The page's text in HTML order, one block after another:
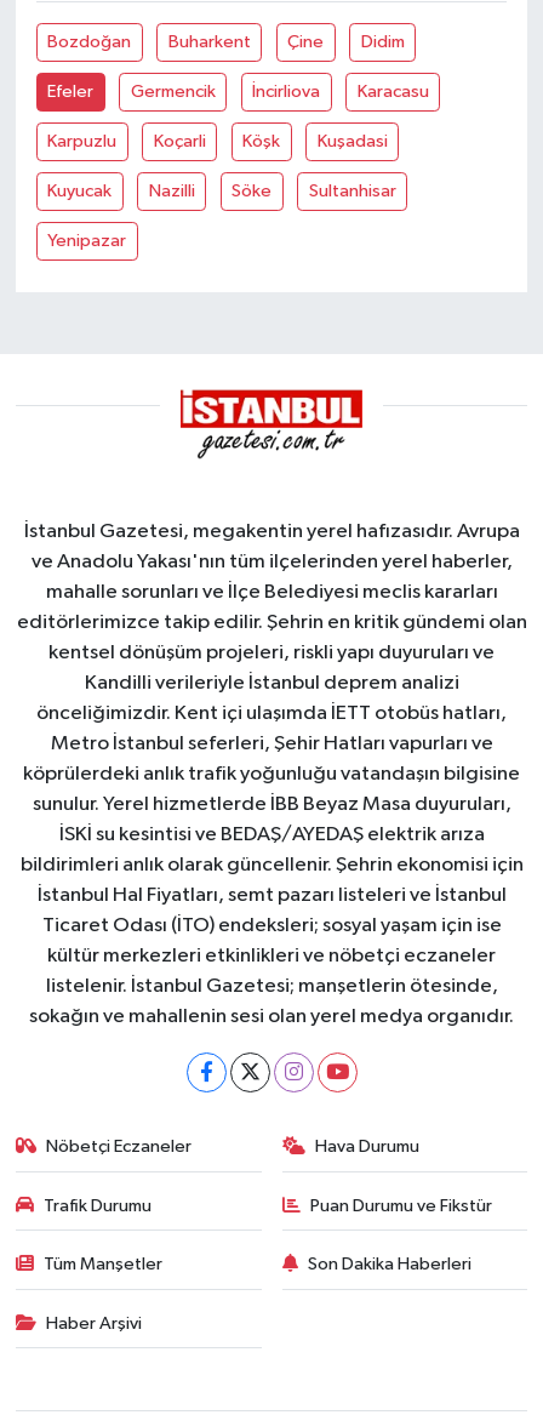
Bozdoğan Buharkent Çine Didim
Efeler Germencik İncirliova Karacasu
Karpuzlu Koçarli Köşk Kuşadasi
Kuyucak Nazilli Söke Sultanhisar
Yenipazar
İstanbul Gazetesi, megakentin yerel hafızasıdır. Avrupa
ve Anadolu Yakası'nın tüm ilçelerinden yerel haberler,
mahalle sorunları ve İlçe Belediyesi meclis kararları
editörlerimizce takip edilir. Şehrin en kritik gündemi olan
kentsel dönüşüm projeleri, riskli yapı duyuruları ve
Kandilli verileriyle İstanbul deprem analizi
önceliğimizdir. Kent içi ulaşımda İETT otobüs hatları,
Metro İstanbul seferleri, Şehir Hatları vapurları ve
köprülerdeki anlık trafik yoğunluğu vatandaşın bilgisine
sunulur. Yerel hizmetlerde İBB Beyaz Masa duyuruları,
İSKİ su kesintisi ve BEDAŞ/AYEDAŞ elektrik arıza
bildirimleri anlık olarak güncellenir. Şehrin ekonomisi için
İstanbul Hal Fiyatları, semt pazarı listeleri ve İstanbul
Ticaret Odası (İTO) endeksleri; sosyal yaşam için ise
kültür merkezleri etkinlikleri ve nöbetçi eczaneler
listelenir. İstanbul Gazetesi; manşetlerin ötesinde,
sokağın ve mahallenin sesi olan yerel medya organıdır.
Nöbetçi Eczaneler Hava Durumu
Trafik Durumu Puan Durumu ve Fikstür
Tüm Manşetler Son Dakika Haberleri
Haber Arşivi